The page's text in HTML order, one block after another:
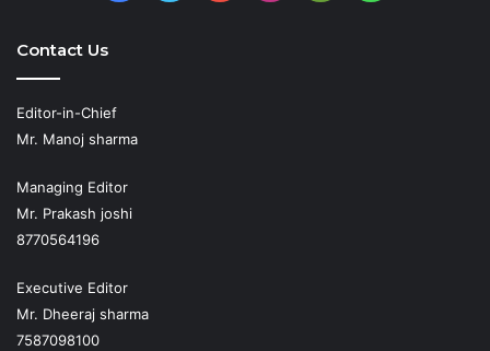
Contact Us
Editor-in-Chief
Mr. Manoj sharma
Managing Editor
Mr. Prakash joshi
8770564196
Executive Editor
Mr. Dheeraj sharma
7587098100